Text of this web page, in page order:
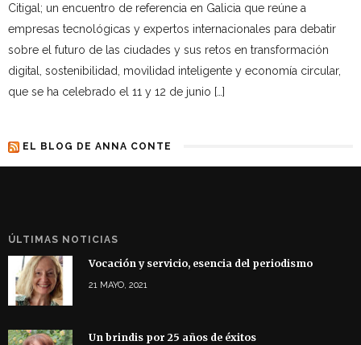
Citigal; un encuentro de referencia en Galicia que reúne a
empresas tecnológicas y expertos internacionales para debatir
sobre el futuro de las ciudades y sus retos en transformación
digital, sostenibilidad, movilidad inteligente y economía circular,
que se ha celebrado el 11 y 12 de junio […]
EL BLOG DE ANNA CONTE
ÚLTIMAS NOTICIAS
Vocación y servicio, esencia del periodismo
21 MAYO, 2021
Un brindis por 25 años de éxitos